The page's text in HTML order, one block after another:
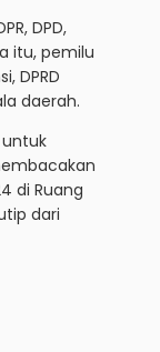
DPD,
itu, pemilu
DPRD
daerah.
di Ruang
dari